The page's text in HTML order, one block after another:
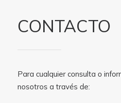
CONTACTO
Para cualquier consulta o
nosotros a través de: